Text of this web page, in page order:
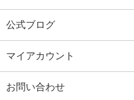
公式ブログ
マイアカウント
お問い合わせ